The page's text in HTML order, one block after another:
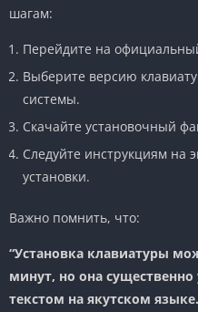
шагам:
Перейдите на
Выберите версию
системы.
Скачайте установочный
Следуйте инструкциям на
установки.
Важно помнить, что:
“Установка клавиатуры
минут, но она
текстом на якутском